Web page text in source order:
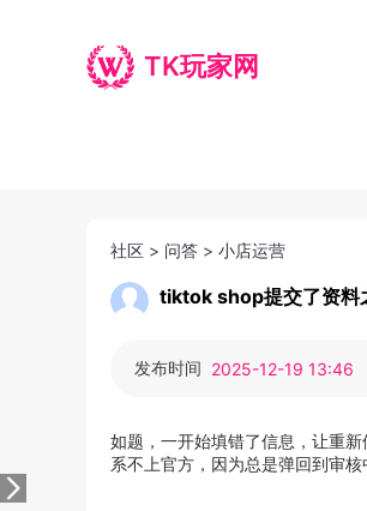
TK玩家网
社区 > 问答 > 小店运营
tiktok shop提交了资料
发布时间 2025-12-19 13:46
如题，一开始填错了信息，让重
系不上官方，因为总是弹回到审